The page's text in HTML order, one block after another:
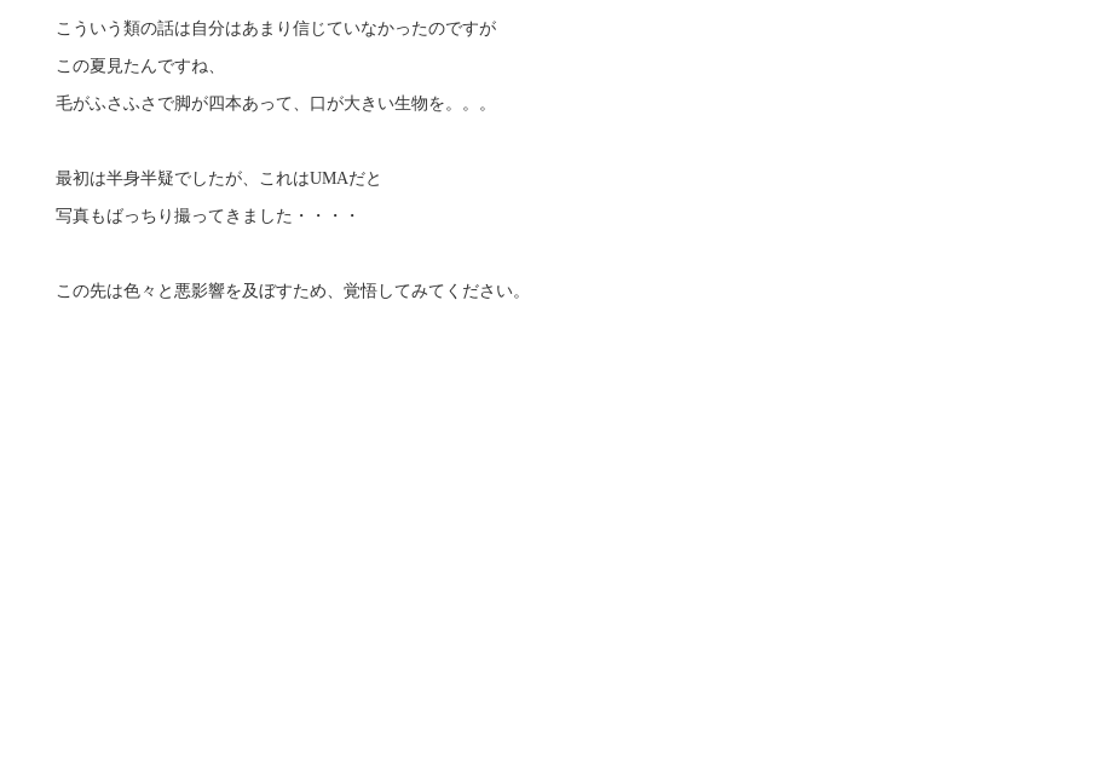
こういう類の話は自分はあまり信じていなかったのですが
この夏見たんですね、
毛がふさふさで脚が四本あって、口が大きい生物を。。。
最初は半身半疑でしたが、これはUMAだと
写真もばっちり撮ってきました・・・・
この先は色々と悪影響を及ぼすため、覚悟してみてください。